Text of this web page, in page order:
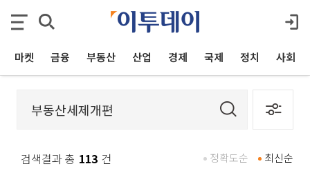
마켓 금융 부동산 산업 경제 국제 정치 사회
검색결과 총 113 건 최신순
정확도순